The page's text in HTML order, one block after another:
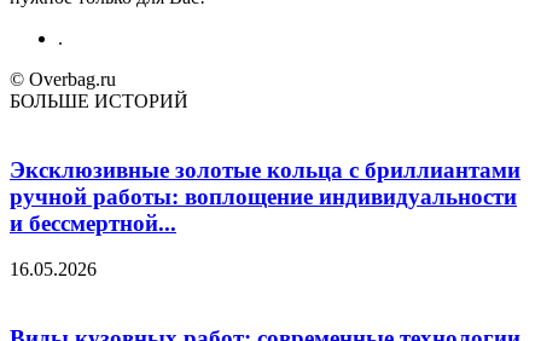
.
© Overbag.ru
БОЛЬШЕ ИСТОРИЙ
Эксклюзивные золотые кольца с бриллиантами
ручной работы: воплощение индивидуальности
и бессмертной...
16.05.2026